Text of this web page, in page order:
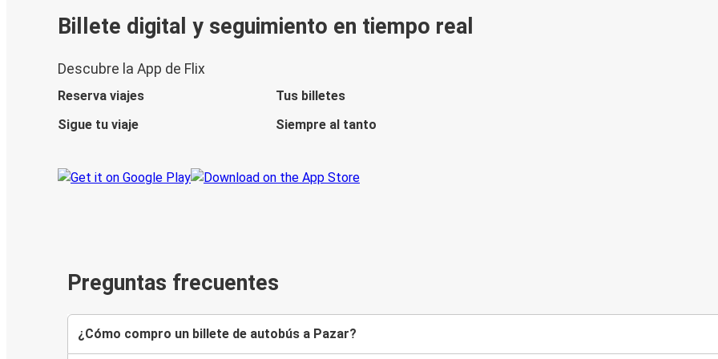
Billete digital y seguimiento en tiempo real
Descubre la App de Flix
Reserva viajes
Tus billetes
Sigue tu viaje
Siempre al tanto
Preguntas frecuentes
¿Cómo compro un billete de autobús a Pazar?